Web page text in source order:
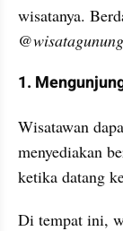
wisatanya.
@
1.
Wisatawan
menyediakan
ketika datang
Di tempat ini,